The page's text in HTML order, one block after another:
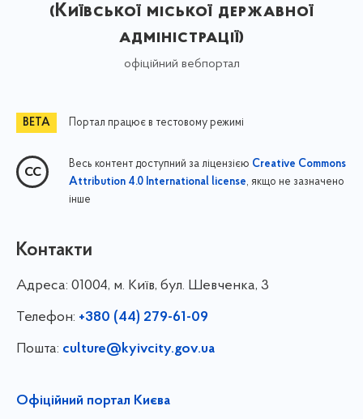
(Київської міської державної
адміністрації)
офіційний вебпортал
Портал працює в тестовому режимі
Весь контент доступний за ліцензією Creative Commons
Attribution 4.0 International license, якщо не зазначено
інше
Контакти
Адреса: 01004, м. Київ, бул. Шевченка, 3
Телефон: +380 (44) 279-61-09
Пошта: culture@kyivcity.gov.ua
Офіційний портал Києва